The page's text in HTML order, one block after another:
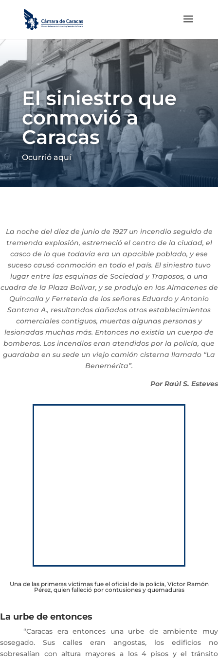
El siniestro que
conmovió a
Caracas
Ocurrió aquí
La noche del diez de junio de 1927 un incendio seguido de
tremenda explosión, estremeció el centro de la ciudad, el
casco de lo que todavía era un apacible poblado, y ese
suceso causó conmoción en todo el país. El siniestro tuvo
lugar entre las esquinas de Sociedad y Traposos, a una
cuadra de la Plaza Bolívar, y se produjo en los Almacenes de
Quincalla y Ferretería de los señores Eduardo y Antonio
Santana A., resultandos dañados otros establecimientos
comerciales contiguos, muertas algunas personas y
lesionadas muchas más. Entonces no existía un cuerpo de
bomberos. Los incendios eran atendidos por la policía, que
guardaba en su sede un viejo camión cisterna llamado “La
Benemérita”.
Por Raúl S. Esteves
Una de las primeras víctimas fue el oficial de la policía, Víctor Ramón
Pérez, quien falleció por contusiones y quemaduras
La urbe de entonces
“Caracas era entonces una urbe de ambiente muy
sosegado. Sus calles eran angostas, los edificios no
sobresalían con altura mayores a los 4 pisos y el tránsito